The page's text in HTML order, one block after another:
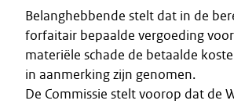
Belanghebbende stelt dat in de
forfaitair bepaalde vergoeding
materiële schade de betaalde
in aanmerking zijn genomen.
De Commissie stelt voorop dat de